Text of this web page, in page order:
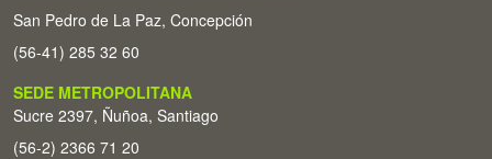
San Pedro de La Paz, Concepción
(56-41) 285 32 60
SEDE METROPOLITANA
Sucre 2397, Ñuñoa, Santiago
(56-2) 2366 71 20